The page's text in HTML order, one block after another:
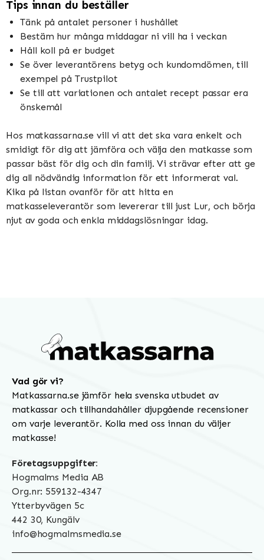
Tips innan du beställer
Tänk på antalet personer i hushållet
Bestäm hur många middagar ni vill ha i veckan
Håll koll på er budget
Se över leverantörens betyg och kundomdömen, till
exempel på Trustpilot
Se till att variationen och antalet recept passar era
önskemål
Hos matkassarna.se vill vi att det ska vara enkelt och
smidigt för dig att jämföra och välja den matkasse som
passar bäst för dig och din familj. Vi strävar efter att ge
dig all nödvändig information för ett informerat val.
Kika på listan ovanför för att hitta en
matkasseleverantör som levererar till just Lur, och börja
njut av goda och enkla middagslösningar idag.
Vad gör vi?
Matkassarna.se jämför hela svenska utbudet av
matkassar och tillhandahåller djupgående recensioner
om varje leverantör. Kolla med oss innan du väljer
matkasse!
Företagsuppgifter:
Hogmalms Media AB
Org.nr: 559132-4347
Ytterbyvägen 5c
442 30, Kungälv
info@hogmalmsmedia.se